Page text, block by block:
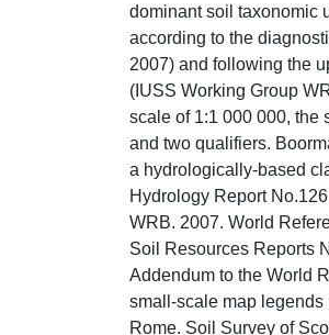
dominant soil taxonomic
according to the
2007) and following the
(IUSS Working Group
scale of 1:1 000 000, the
and two qualifiers.
a hydrologically-based
Hydrology Report
WRB. 2007. World
Soil Resources Reports
Addendum to the World
small-scale map legends
Rome. Soil Survey of